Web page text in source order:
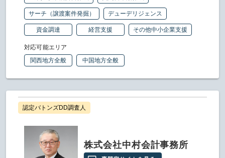
サーチ（譲渡案件発掘） デューデリジェンス
資金調達 経営支援 その他中小企業支援
対応可能エリア
関西地方全般
中国地方全般
認定バトンズDD調査人
株式会社中村会計事務所